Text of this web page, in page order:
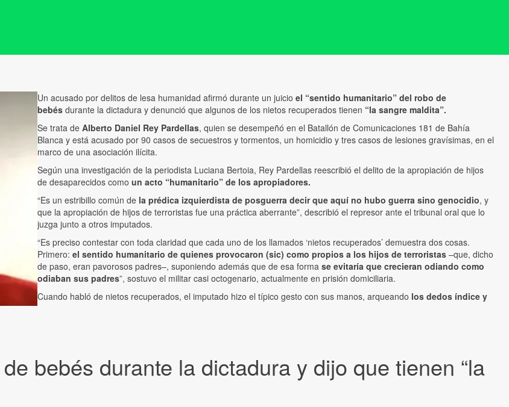
bebés durante la dictadura y dijo que tienen “la
Un acusado por delitos de lesa humanidad afirmó durante un juicio el “sentido humanitario” del robo de
bebés durante la dictadura y denunció que algunos de los nietos recuperados tienen “la sangre maldita”.
Se trata de Alberto Daniel Rey Pardellas, quien se desempeñó en el Batallón de Comunicaciones 181 de Bahía
Blanca y está acusado por 90 casos de secuestros y tormentos, un homicidio y tres casos de lesiones gravísimas, en el
marco de una asociación ilícita.
Según una investigación de la periodista Luciana Bertoia, Rey Pardellas reescribió el delito de la apropiación de hijos
de desaparecidos como un acto “humanitario” de los apropiadores.
“Es un estribillo común de la prédica izquierdista de posguerra decir que aquí no hubo guerra sino genocidio, y
que la apropiación de hijos de terroristas fue una práctica aberrante”, describió el represor ante el tribunal oral que lo
juzga junto a otros imputados.
“Es preciso contestar con toda claridad que cada uno de los llamados ‘nietos recuperados’ demuestra dos cosas.
Primero: el sentido humanitario de quienes provocaron (sic) como propios a los hijos de terroristas –que, dicho
de paso, eran pavorosos padres–, suponiendo además que de esa forma se evitaría que crecieran odiando como
odiaban sus padres”, sostuvo el militar casi octogenario, actualmente en prisión domiciliaria.
Cuando habló de nietos recuperados, el imputado hizo el típico gesto con sus manos, arqueando los dedos índice y